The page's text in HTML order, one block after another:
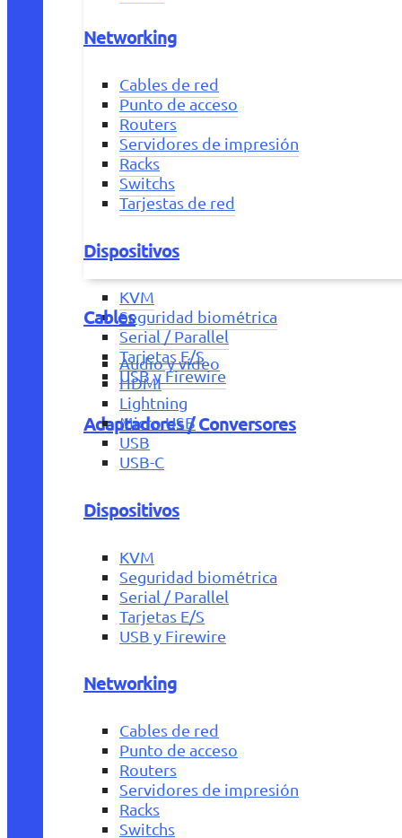
Networking
Cables de red
Punto de acceso
Routers
Servidores de impresión
Racks
Switchs
Tarjestas de red
Dispositivos
KVM
Seguridad biométrica
Serial / Parallel
Tarjetas E/S
USB y Firewire
Adaptadores / Conversores
Cables
Audio y vídeo
HDMI
Lightning
Micro USB
USB
USB-C
Dispositivos
KVM
Seguridad biométrica
Serial / Parallel
Tarjetas E/S
USB y Firewire
Networking
Cables de red
Punto de acceso
Routers
Servidores de impresión
Racks
Switchs